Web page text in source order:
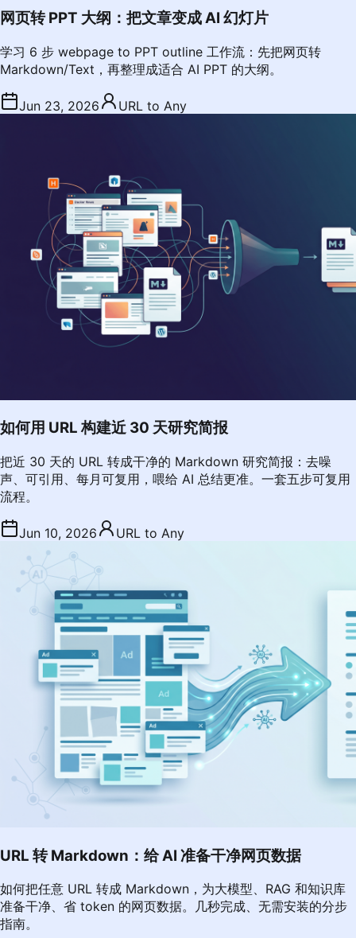
网页转 PPT 大纲：把文章变成 AI 幻灯片
学习 6 步 webpage to PPT outline 工作流：先把网页转
Markdown/Text，再整理成适合 AI PPT 的大纲。
Jun 23, 2026 URL to Any
如何用 URL 构建近 30 天研究简报
把近 30 天的 URL 转成干净的 Markdown 研究简报：去噪
声、可引用、每月可复用，喂给 AI 总结更准。一套五步可复用
流程。
Jun 10, 2026 URL to Any
URL 转 Markdown：给 AI 准备干净网页数据
如何把任意 URL 转成 Markdown，为大模型、RAG 和知识库
准备干净、省 token 的网页数据。几秒完成、无需安装的分步
指南。